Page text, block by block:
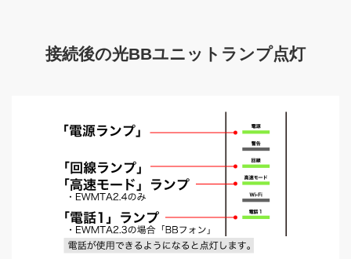
接続後の光BBユニットランプ点灯